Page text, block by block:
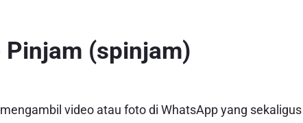
(spinjam)
video atau foto di WhatsApp yang sekaligus